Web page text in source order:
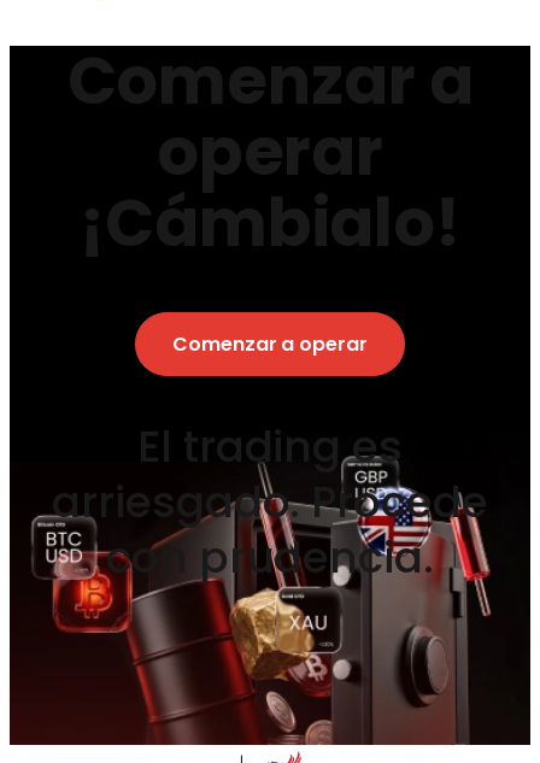
Comenzar a
operar
¡Cámbialo!
Comenzar a operar
El trading es
arriesgado. Procede
con prudencia.